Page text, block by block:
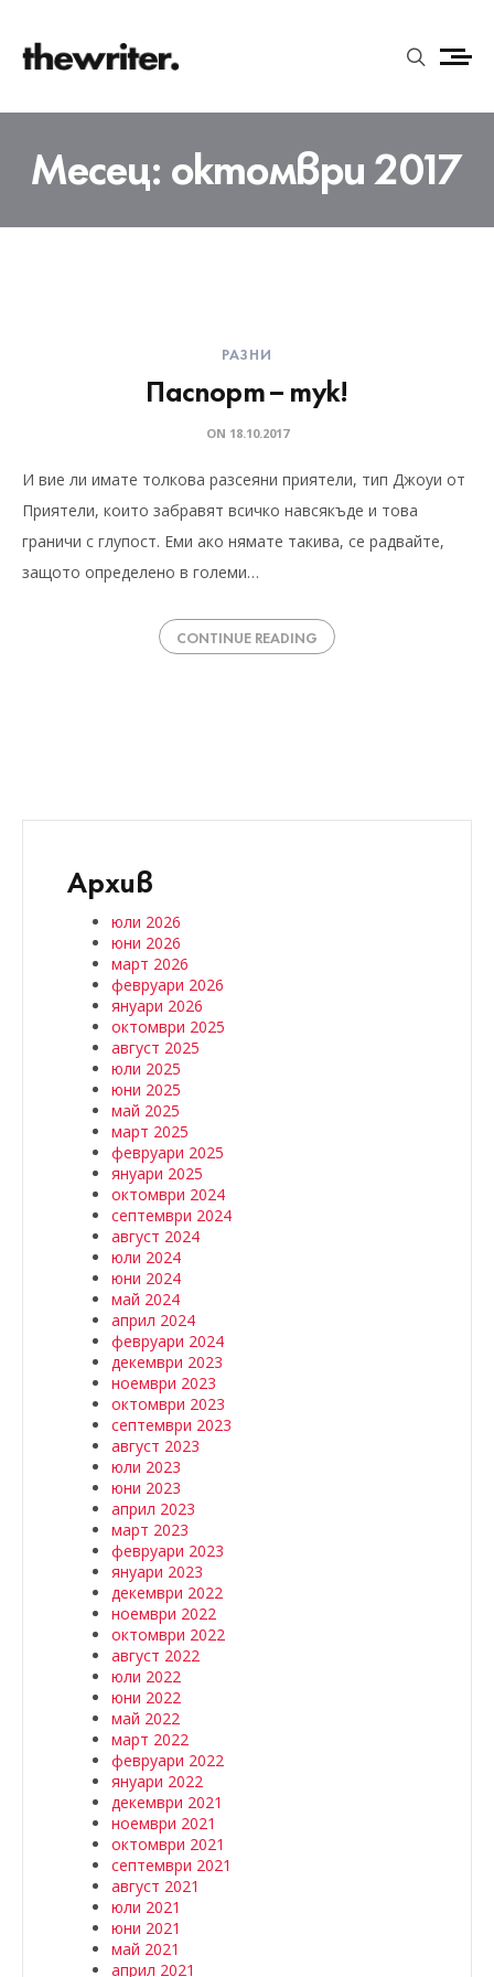
Месец:октомври 2017
РАЗНИ
Паспорт – тук!
ON 18.10.2017
И вие ли имате толкова разсеяни приятели, тип Джоуи от
Приятели, които забравят всичко навсякъде и това
граничи с глупост. Еми ако нямате такива, се радвайте,
защото определено в големи…
CONTINUE READING
Архив
юли 2026
юни 2026
март 2026
февруари 2026
януари 2026
октомври 2025
август 2025
юли 2025
юни 2025
май 2025
март 2025
февруари 2025
януари 2025
октомври 2024
септември 2024
август 2024
юли 2024
юни 2024
май 2024
април 2024
февруари 2024
декември 2023
ноември 2023
октомври 2023
септември 2023
август 2023
юли 2023
юни 2023
април 2023
март 2023
февруари 2023
януари 2023
декември 2022
ноември 2022
октомври 2022
август 2022
юли 2022
юни 2022
май 2022
март 2022
февруари 2022
януари 2022
декември 2021
ноември 2021
октомври 2021
септември 2021
август 2021
юли 2021
юни 2021
май 2021
април 2021